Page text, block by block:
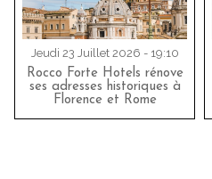
Jeudi 23 Juillet 2026 - 19:10
Rocco Forte Hotels rénove
ses adresses historiques à
Florence et Rome